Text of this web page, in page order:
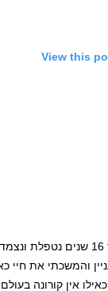
View this
והמשכתי את חיי